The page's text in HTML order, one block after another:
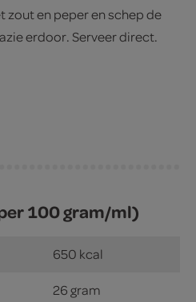
zout en peper en schep de
erdoor. Serveer direct.
100 gram/ml)
650 kcal
26 gram